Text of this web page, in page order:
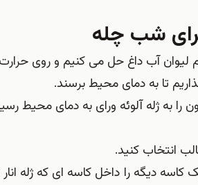
برای شب چله
لیوان آب داغ حل می کنیم و روی
تا به دمای محیط برسند.
را به ژله آلوئه ورای به دمای محیط
انتخاب کنید.
کاسه دیگه را داخل کاسه ای که ژله